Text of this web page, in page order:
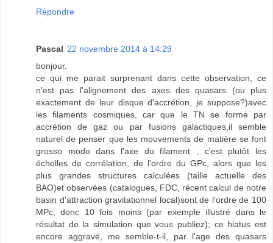
Répondre
Pascal 22 novembre 2014 à 14:29
bonjour,
ce qui me parait surprenant dans cette observation, ce
n'est pas l'alignement des axes des quasars (ou plus
exactement de leur disque d'accrétion, je suppose?)avec
les filaments cosmiques, car que le TN se forme par
accrétion de gaz ou par fusions galactiques,il semble
naturel de penser que les mouvements de matière se font
grosso modo dans l'axe du filament ; c'est plutôt les
échelles de corrélation, de l'ordre du GPc, alors que les
plus grandes structures calculées (taille actuelle des
BAO)et observées (catalogues, FDC, récent calcul de notre
basin d'attraction gravitationnel local)sont de l'ordre de 100
MPc, donc 10 fois moins (par exemple illustré dans le
résultat de la simulation que vous publiez); ce hiatus est
encore aggravé, me semble-t-il, par l'age des quasars